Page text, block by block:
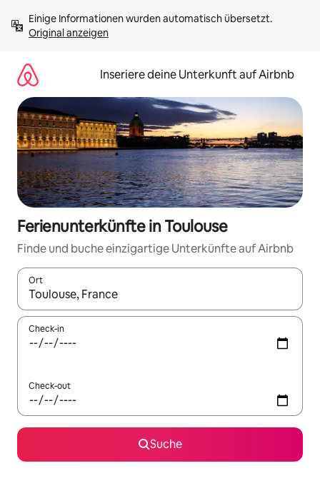
Inhalten
springenOriginal anzeigen
Inseriere deine Unterkunft auf Airbnb
Ferienunterkünfte in Toulouse
Finde und buche einzigartige Unterkünfte auf Airbnb
Ort
Wenn Ergebnisse verfügbar sind, navigiere mit den
Check-in
Check-out
Suche